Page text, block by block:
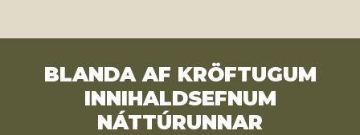
BLANDA AF KRÖFTUGUM
INNIHALDSEFNUM
NÁTTÚRUNNAR